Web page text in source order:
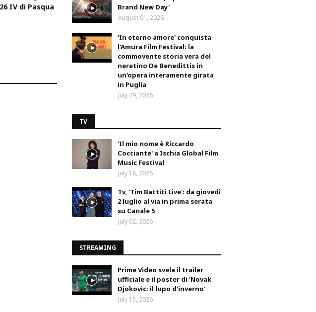
IV di Pasqua
Brand New Day'
August 01, 2026
'In eterno amore' conquista
l'Amura Film Festival: la
commovente storia vera del
neretino De Benedittis in
un'opera interamente girata
in Puglia
July 29, 2026
TV
'Il mio nome è Riccardo
Cocciante' a Ischia Global Film
Music Festival
July 18, 2026
Tv, 'Tim Battiti Live': da giovedì
2 luglio al via in prima serata
su Canale 5
July 02, 2026
STREAMING
Prime Video svela il trailer
ufficiale e il poster di 'Novak
Djokovic: il lupo d'inverno'
July 15, 2026